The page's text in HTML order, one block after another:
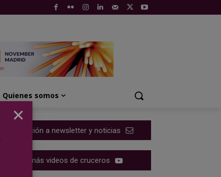
Quienes somos
Suscripción a newsletter y noticias
Ver más videos de cruceros
×